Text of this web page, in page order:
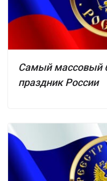
Самый массовый
праздник России